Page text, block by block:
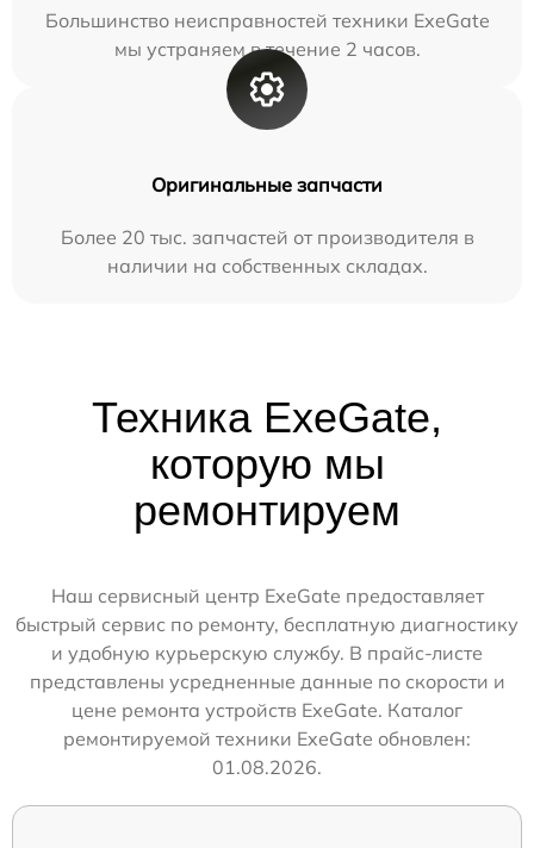
Большинство неисправностей техники ExeGate
мы устраняем в течение 2 часов.
Оригинальные запчасти
Более 20 тыс. запчастей от производителя в
наличии на собственных складах.
Техника ExeGate,
которую мы
ремонтируем
Наш сервисный центр ExeGate предоставляет
быстрый сервис по ремонту, бесплатную диагностику
и удобную курьерскую службу. В прайс-листе
представлены усредненные данные по скорости и
цене ремонта устройств ExeGate. Каталог
ремонтируемой техники ExeGate обновлен:
01.08.2026.